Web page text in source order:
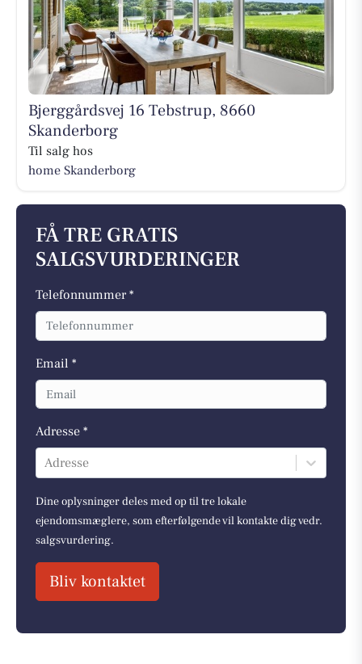
Bjerggårdsvej 16 Tebstrup, 8660
Skanderborg
Til salg hos
home Skanderborg
FÅ TRE GRATIS
SALGSVURDERINGER
Telefonnummer *
Email *
Adresse *
Adresse
Dine oplysninger deles med op til tre lokale
ejendomsmæglere, som efterfølgende vil kontakte dig vedr.
salgsvurdering.
Bliv kontaktet